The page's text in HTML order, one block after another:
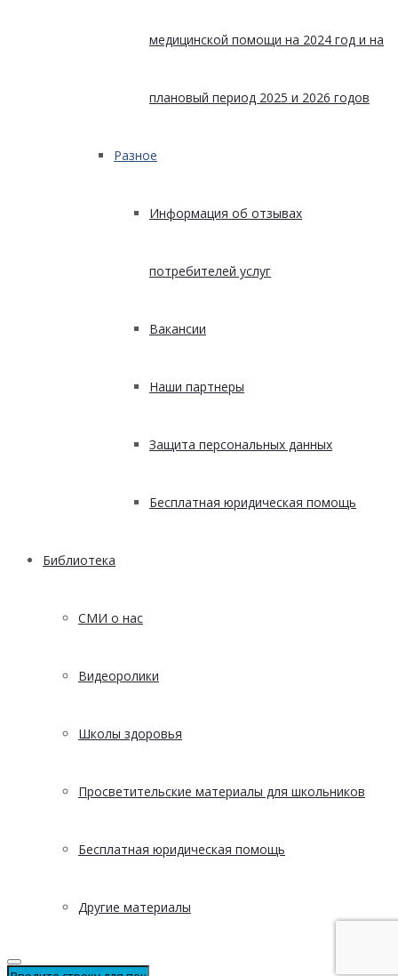
медицинской помощи на 2024 год и на
плановый период 2025 и 2026 годов
Разное
Информация об отзывах
потребителей услуг
Вакансии
Наши партнеры
Защита персональных данных
Бесплатная юридическая помощь
Библиотека
СМИ о нас
Видеоролики
Школы здоровья
Просветительские материалы для школьников
Бесплатная юридическая помощь
Другие материалы